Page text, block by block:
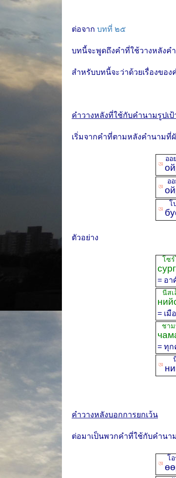
ต่อจาก บทที่ ๒๕
บทนี้จะพูดถึงคำที่ใช้วางหลังค
สำหรับบทนี้จะว่าด้วยเรื่องขอ
คำวางหลังที่ใช้กับคำนามรูปเป้
เริ่มจากคำที่ตามหลังคำนามที่
ꡐ
ออ
ꡐ
อ
ꡐ
โ
ตัวอย่าง
โซร์
= อา
นีสเ
= เมื
ชาม
= ทุ
ꡐ
คำวางหลังบอกการยกเว้น
ต่อมาเป็นพวกคำที่ใช้กับคำนา
ꡐ
โอ